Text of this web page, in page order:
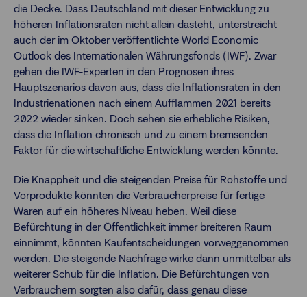
die Decke. Dass Deutschland mit dieser Entwicklung zu
höheren Inflationsraten nicht allein dasteht, unterstreicht
auch der im Oktober veröffentlichte World Economic
Outlook des Internationalen Währungsfonds (IWF). Zwar
gehen die IWF-Experten in den Prognosen ihres
Hauptszenarios davon aus, dass die Inflationsraten in den
Industrienationen nach einem Aufflammen 2021 bereits
2022 wieder sinken. Doch sehen sie erhebliche Risiken,
dass die Inflation chronisch und zu einem bremsenden
Faktor für die wirtschaftliche Entwicklung werden könnte.
Die Knappheit und die steigenden Preise für Rohstoffe und
Vorprodukte könnten die Verbraucherpreise für fertige
Waren auf ein höheres Niveau heben. Weil diese
Befürchtung in der Öffentlichkeit immer breiteren Raum
einnimmt, könnten Kaufentscheidungen vorweggenommen
werden. Die steigende Nachfrage wirke dann unmittelbar als
weiterer Schub für die Inflation. Die Befürchtungen von
Verbrauchern sorgten also dafür, dass genau diese